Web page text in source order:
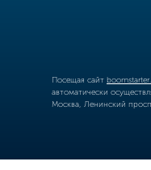
Посещая сайт
автоматически
Москва, Ленинский